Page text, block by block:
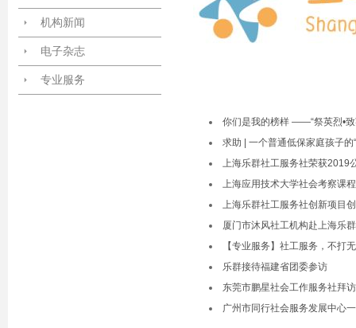
机构新闻
电子杂志
专业服务
你们是我的榜样 ——“祭英烈•
求助 | 一个普通低保家庭孩子的
上海乐群社工服务社荣获2019
上海应用技术大学社会考察课程
上海乐群社工服务社创新项目
厦门市沐风社工机构赴上海乐
【专业服务】社工服务，不打
乐群接待福建省团委参访
东莞市鹏星社会工作服务社拜
广州市同行社会服务发展中心